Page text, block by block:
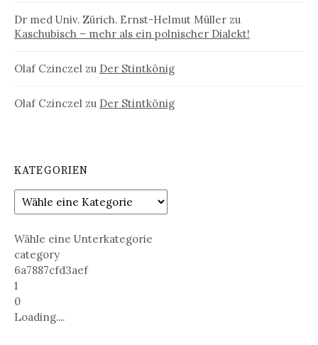
Dr med Univ. Zürich. Ernst-Helmut Müller zu
Kaschubisch – mehr als ein polnischer Dialekt!
Olaf Czinczel zu Der Stintkönig
Olaf Czinczel zu Der Stintkönig
KATEGORIEN
Wähle eine Unterkategorie
category
6a7887cfd3aef
1
0
Loading....